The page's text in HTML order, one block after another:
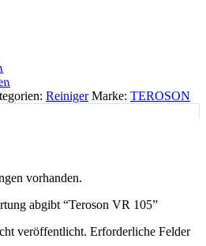
Reiniger Marke: TEROSON
vorhanden.
abgibt “Teroson VR 105”
veröffentlicht. Erforderliche Felder